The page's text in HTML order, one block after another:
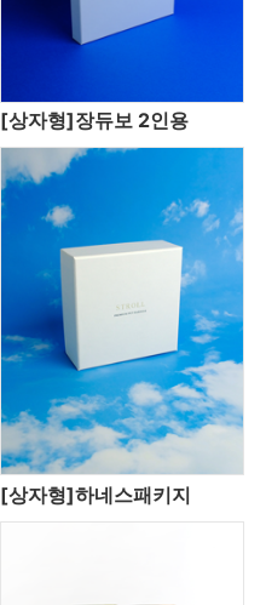
[상자형]장듀보 2인용
[상자형]하네스패키지